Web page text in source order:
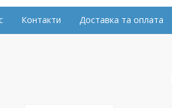
Контакти Доставка та оплата